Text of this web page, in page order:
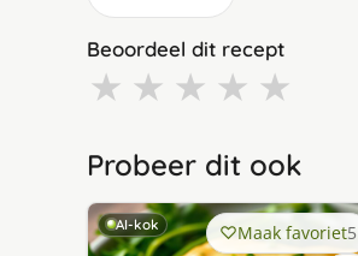
Beoordeel dit recept
★ ★ ★ ★ ★
Probeer dit ook
AI-kok Maak favoriet5